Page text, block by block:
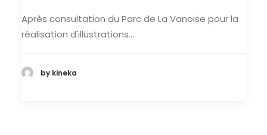
Après consultation du Parc de La Vanoise pour la
réalisation d'illustrations…
by kineka